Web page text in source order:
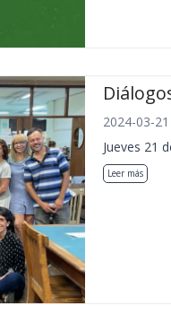
2024-03-
Jueves 21
Leer más